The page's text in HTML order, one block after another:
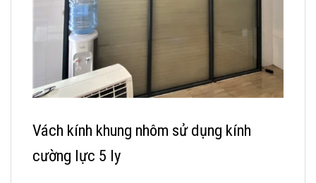
Vách kính khung nhôm sử dụng kính
cường lực 5 ly